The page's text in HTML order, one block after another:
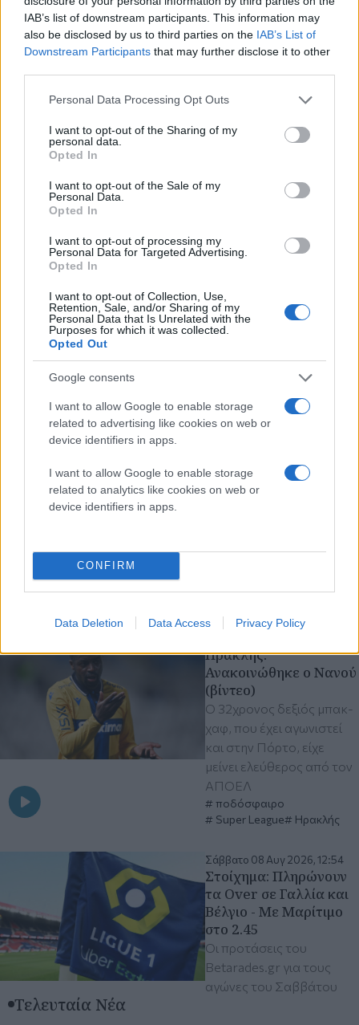
IAB’s list of downstream participants. This information may
also be disclosed by us to third parties on the IAB’s List of
Downstream Participants that may further disclose it to other
Please note that this website/app uses one or more Google
not limited to your visit or usage behaviour. You may click to
grant or deny consent to Google and its third-party tags to
use your data for below specified purposes in below Google
consent section.
Personal Data Processing Opt Outs
I want to opt-out of the Sharing of my
personal data.
Opted In
I want to opt-out of the Sale of my
Personal Data.
Opted In
I want to opt-out of processing my
Personal Data for Targeted Advertising.
Opted In
I want to opt-out of Collection, Use,
Retention, Sale, and/or Sharing of my
Personal Data that Is Unrelated with the
Purposes for which it was collected.
Opted Out
Google consents
I want to allow Google to enable storage
related to advertising like cookies on web or
device identifiers in apps.
I want to allow Google to enable storage
related to analytics like cookies on web or
device identifiers in apps.
CONFIRM
Data Deletion Data Access Privacy Policy
Διαβάστε περισσότερα
ισοφάρισε στο 90' σε 2-
Πολλά πειράματα από
Μιρ
ποδόσφαιρο
Σάββατο 08 Αυγ 2026, 16:33
ΜΜΕ Αργεντινής:
«Πέθανε ο πατέρας του
Λιονέλ Μέσι» -
ανακοίνωση της
οικογένειας
Ηρακλής:
Ανακοινώθηκε ο Νανού
(βίντεο)
Ο 32χρονος δεξιός μπακ-
χαφ, που έχει αγωνιστεί
και στην Πόρτο, είχε
μείνει ελεύθερος από τον
ΑΠΟΕΛ
ποδόσφαιρο
Super League
Ηρακλής
Σάββατο 08 Αυγ 2026, 12:54
Στοίχημα: Πληρώνουν
τα Over σε Γαλλία και
Βέλγιο - Με Μαρίτιμο
στο 2.45
Οι προτάσεις του
Betarades.gr για τους
αγώνες του Σαββάτου
Τελευταία Νέα